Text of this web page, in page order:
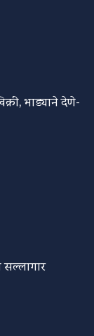
भाड्याने देणे-